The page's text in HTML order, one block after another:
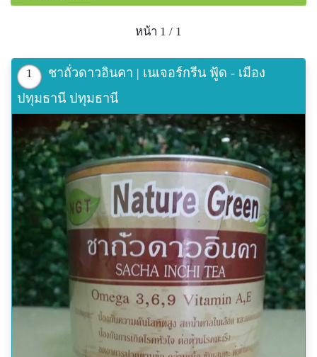
หน้า 1 / 1
1
ชาถั่วดาวอินคา | เนเจอร์กรีน ฟู้ด - เมือง
ปทุมธานี ปทุมธานี